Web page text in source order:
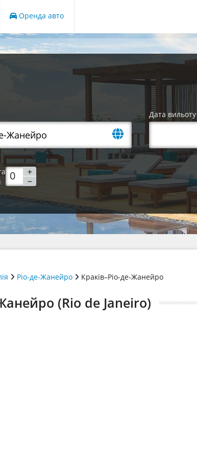
Оренда авто
Дата вильоту
Ріо-де-Жанейро Краків–Ріо-де-Жанейро
(Rio de Janeiro)